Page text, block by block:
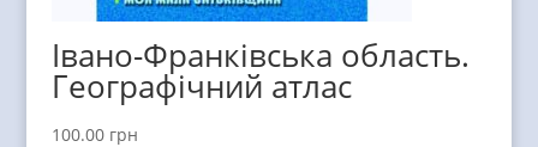
Івано-Франківська область.
Географічний атлас
100.00 грн